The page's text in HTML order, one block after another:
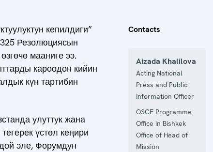
кепилдиги”
Резолюциясын
мааниге ээ.
кароодон кийин
күн тартибин
улуттук жана
үстөл кеңири
эле, Форумдун
Contacts
Aizada Khalilova
Acting National
Press and Public
Information Officer
OSCE Programme
Office in Bishkek
Office of Head of
Mission